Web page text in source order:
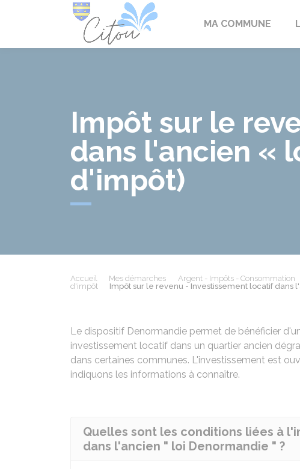
MA COMMUNE
Impôt sur le
dans l'ancien «
d'impôt)
Accueil Mes démarches Argent - Impôts - Consommation
d'impôt
Impôt sur le revenu - Investissement locatif
Le dispositif Denormandie permet de bénéficier
investissement locatif dans un quartier ancien
dans certaines communes. L'investissement est
indiquons les informations à connaître.
Quelles sont les conditions liées à
dans l'ancien " loi Denormandie " ?